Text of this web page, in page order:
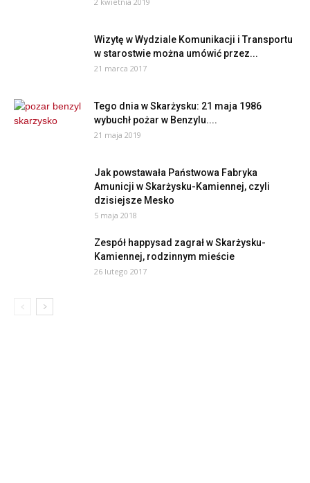
Wizytę w Wydziale Komunikacji i Transportu
w starostwie można umówić przez...
21 marca 2017
Tego dnia w Skarżysku: 21 maja 1986
wybuchł pożar w Benzylu....
21 maja 2019
Jak powstawała Państwowa Fabryka
Amunicji w Skarżysku-Kamiennej, czyli
dzisiejsze Mesko
5 maja 2018
Zespół happysad zagrał w Skarżysku-
Kamiennej, rodzinnym mieście
26 lutego 2017